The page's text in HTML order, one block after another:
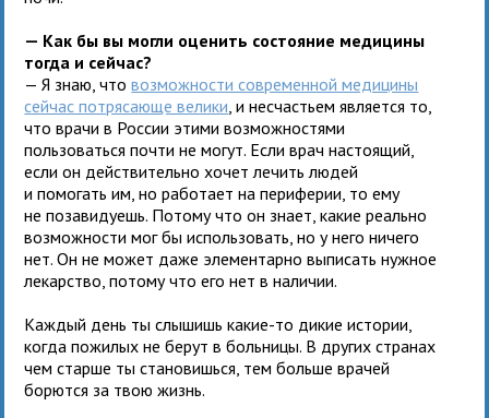
— Как бы вы могли оценить состояние медицины
тогда и сейчас?
— Я знаю, чтовозможности современной медицины
сейчас потрясающе велики , и несчастьем является то,
что врачи в России этими возможностями
пользоваться почти не могут. Если врач настоящий,
если он действительно хочет лечить людей
и помогать им, но работает на периферии, то ему
не позавидуешь. Потому что он знает, какие реально
возможности мог бы использовать, но у него ничего
нет. Он не может даже элементарно выписать нужное
лекарство, потому что его нет в наличии.
Каждый день ты слышишь какие-то дикие истории,
когда пожилых не берут в больницы. В других странах
чем старше ты становишься, тем больше врачей
борются за твою жизнь.